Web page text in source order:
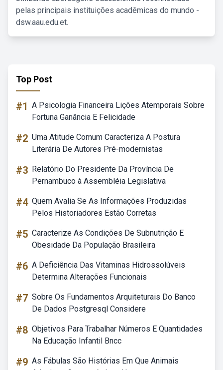
pelas principais instituições acadêmicas do mundo -
dsw.aau.edu.et.
Top Post
#1 A Psicologia Financeira Lições Atemporais Sobre
Fortuna Ganância E Felicidade
#2 Uma Atitude Comum Caracteriza A Postura
Literária De Autores Pré-modernistas
#3 Relatório Do Presidente Da Província De
Pernambuco à Assembléia Legislativa
#4 Quem Avalia Se As Informações Produzidas
Pelos Historiadores Estão Corretas
#5 Caracterize As Condições De Subnutrição E
Obesidade Da População Brasileira
#6 A Deficiência Das Vitaminas Hidrossolúveis
Determina Alterações Funcionais
#7 Sobre Os Fundamentos Arquiteturais Do Banco
De Dados Postgresql Considere
#8 Objetivos Para Trabalhar Números E Quantidades
Na Educação Infantil Bncc
#9 As Fábulas São Histórias Em Que Animais